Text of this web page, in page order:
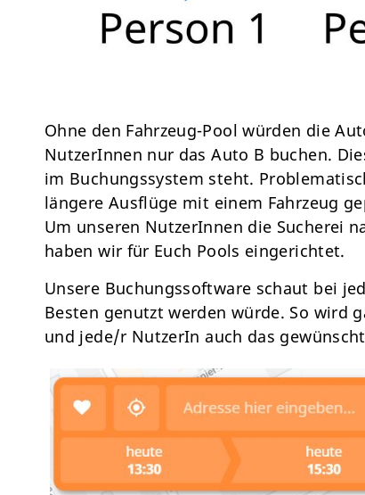
Ohne den Fahrzeug-Pool würden die
NutzerInnen nur das Auto B buchen.
im Buchungssystem steht.
längere Ausflüge mit einem Fahrzeug
Um unseren NutzerInnen die Sucherei
haben wir für Euch Pools eingerichtet.
Unsere Buchungssoftware schaut bei
Besten genutzt werden würde. So wird
und jede/r NutzerIn auch das